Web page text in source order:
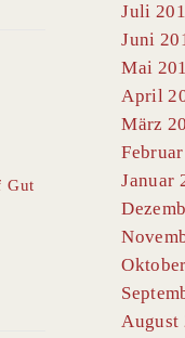
Gut
Juli
Juni
Mai
April
März
Januar
August